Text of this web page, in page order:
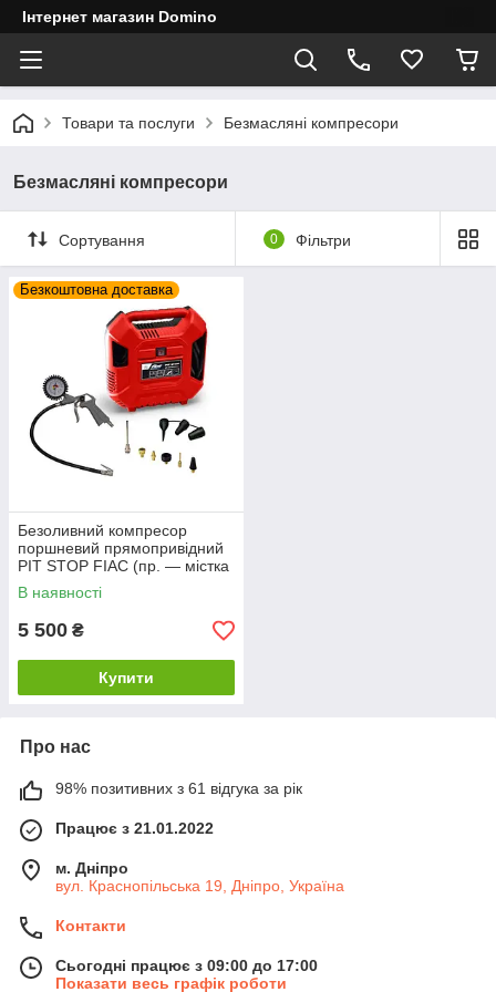
Інтернет магазин Domino
Товари та послуги Безмасляні компресори
Безмасляні компресори
Сортування 0 Фільтри
Безкоштовна доставка
Безоливний компресор
поршневий прямопривідний
PIT STOP FIAC (пр. — містка
160 л/хв)
В наявності
5 500 ₴
Купити
Про нас
98% позитивних з 61 відгука за рік
Працює з 21.01.2022
м. Дніпро
вул. Краснопільська 19, Дніпро, Україна
Контакти
Сьогодні працює з 09:00 до 17:00
Показати весь графік роботи